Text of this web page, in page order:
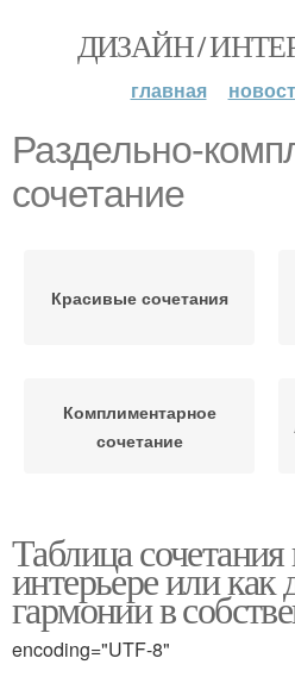
ДИЗАЙН /
главная
Раздельно-
сочетание
Красивые сочетания
Комплиментарное
сочетание
Комплементарное
сочетание
Таблица сочетания
интерьере или как
гармонии в
encoding="UTF-8"